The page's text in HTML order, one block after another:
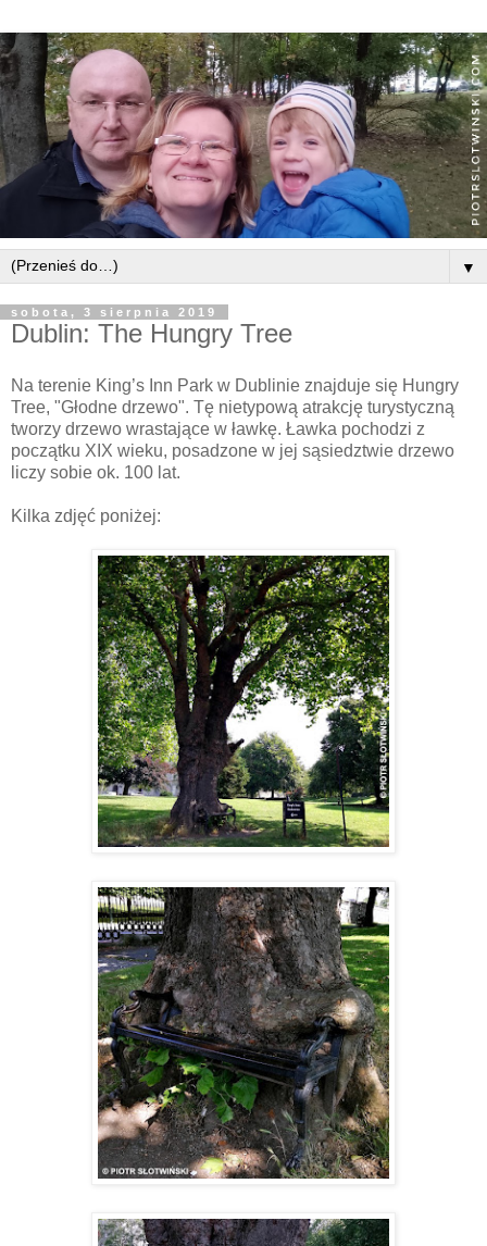
▼
sobota, 3 sierpnia 2019
Dublin: The Hungry Tree
Na terenie King’s Inn Park w Dublinie znajduje się Hungry
Tree, "Głodne drzewo". Tę nietypową atrakcję turystyczną
tworzy drzewo wrastające w ławkę. Ławka pochodzi z
początku XIX wieku, posadzone w jej sąsiedztwie drzewo
liczy sobie ok. 100 lat.
Kilka zdjęć poniżej: